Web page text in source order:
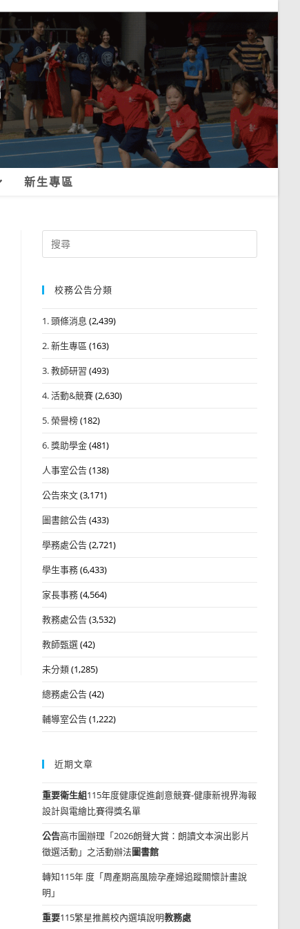
新生專區
Search
for:
校務公告分類
1. 頭條消息 (2,439)
2. 新生專區 (163)
3. 教師研習 (493)
4. 活動&競賽(2,630)
5. 榮譽榜(182)
6. 獎助學金(481)
人事室公告(138)
公告來文(3,171)
圖書館公告(433)
學務處公告(2,721)
學生事務(6,433)
家長事務(4,564)
教務處公告(3,532)
教師甄選(42)
未分類(1,285)
總務處公告(42)
輔導室公告(1,222)
近期文章
重要衛生組115年度健康促進創意競賽-健康新視界海報
設計與電繪比賽得獎名單
公告高市圖辦理「2026朗聲大賞：朗讀文本演出影片
徵選活動」之活動辦法圖書館
轉知115年 度「周產期高風險孕產婦追蹤關懷計畫說
明」
重要115繁星推薦校內選填說明教務處